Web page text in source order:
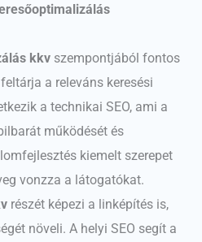
kkvszempontjából fontos
a releváns keresési
a technikai SEO, ami a
működését és
kiemelt szerepet
vonzza a látogatókat.
részét képezi a linképítés is,
növeli. A helyi SEO segít a